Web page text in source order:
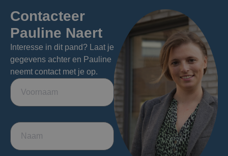
Contacteer
Pauline Naert
Interesse in dit pand? Laat je
gegevens achter en Pauline
neemt contact met je op.